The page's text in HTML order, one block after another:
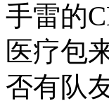
手雷的
医疗包
否有队